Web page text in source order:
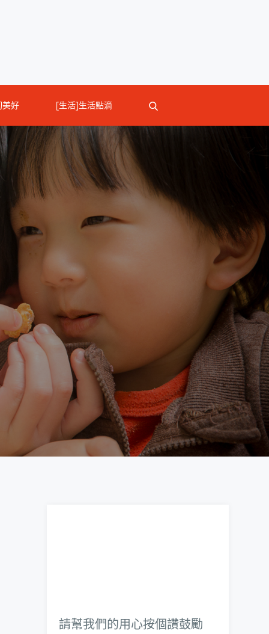
美好 [生活]生活點滴
請幫我們的用心按個讚鼓勵